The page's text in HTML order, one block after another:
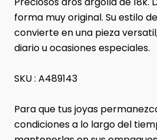
forma muy original. Su estilo
convierte en una pieza
diario u ocasiones especiales.
SKU : A489143
Para que tus joyas
condiciones a lo largo del